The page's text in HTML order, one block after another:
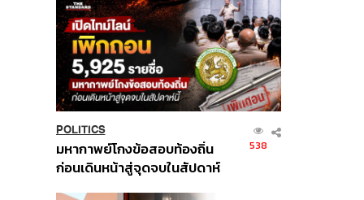
POLITICS
มหากาพย์โกงข้อสอบท้องถิ่น
ก่อนเดินหน้าสู่จุดจบในสัปดาห์
538